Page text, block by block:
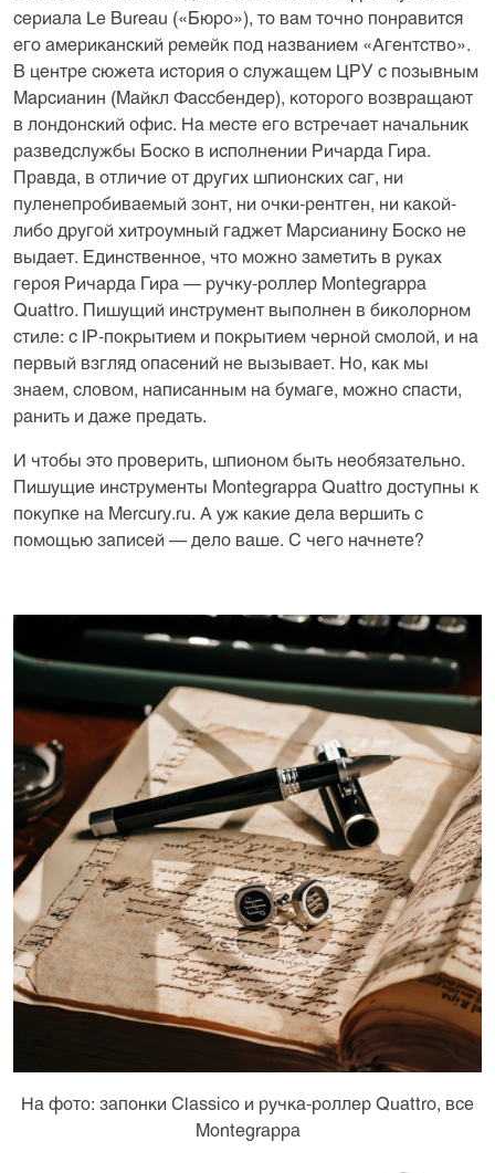
сериала Le Bureau («Бюро»), то вам точно понравится
его американский ремейк под названием «Агентство».
В центре сюжета история о служащем ЦРУ с позывным
Марсианин (Майкл Фассбендер), которого возвращают
в лондонский офис. На месте его встречает начальник
разведслужбы Боско в исполнении Ричарда Гира.
Правда, в отличие от других шпионских саг, ни
пуленепробиваемый зонт, ни очки-рентген, ни какой-
либо другой хитроумный гаджет Марсианину Боско не
выдает. Единственное, что можно заметить в руках
героя Ричарда Гира — ручку-роллер Montegrappa
Quattro. Пишущий инструмент выполнен в биколорном
стиле: с IP-покрытием и покрытием черной смолой, и на
первый взгляд опасений не вызывает. Но, как мы
знаем, словом, написанным на бумаге, можно спасти,
ранить и даже предать.
И чтобы это проверить, шпионом быть необязательно.
Пишущие инструменты Montegrappa Quattro доступны к
покупке на Mercury.ru. А уж какие дела вершить с
помощью записей — дело ваше. С чего начнете?
На фото: запонки Classico и ручка-роллер Quattro, все
Montegrappa